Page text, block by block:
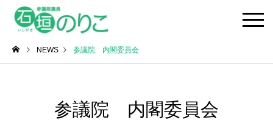
NEWS 参議院 内閣委員会
参議院 内閣委員会